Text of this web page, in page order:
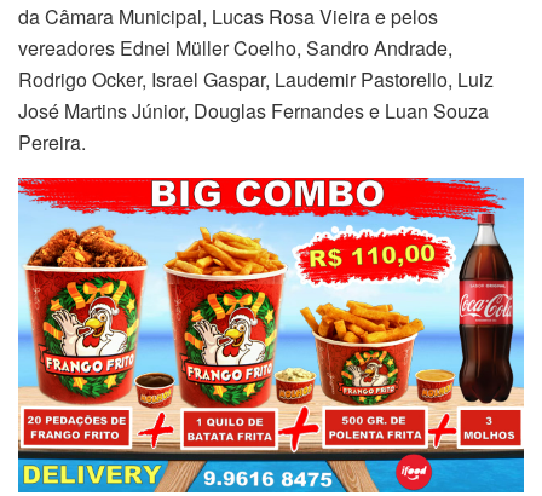
da Câmara Municipal, Lucas Rosa Vieira e pelos
vereadores Ednei Müller Coelho, Sandro Andrade,
Rodrigo Ocker, Israel Gaspar, Laudemir Pastorello, Luiz
José Martins Júnior, Douglas Fernandes e Luan Souza
Pereira.